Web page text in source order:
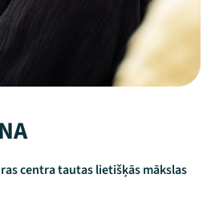
centra tautas lietišķās mākslas